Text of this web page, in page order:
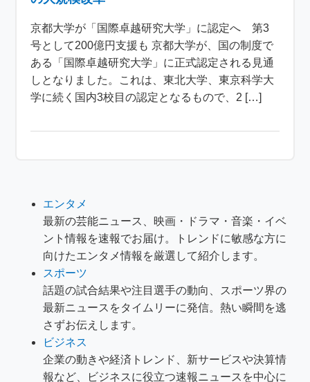
京都大学が「国際卓越研究大学」に認定へ 第3
号として200億円支援も 京都大学が、国の制度で
ある「国際卓越研究大学」に正式認定される見通
しとなりました。これは、東北大学、東京科学大
学に続く国内3校目の認定となるもので、2 […]
エンタメ
最新の芸能ニュース、映画・ドラマ・音楽・イベ
ント情報を速報でお届け。トレンドに敏感な方に
向けたエンタメ情報を厳選して紹介します。
スポーツ
話題の試合結果や注目選手の動向、スポーツ界の
最新ニュースをタイムリーに発信。熱い瞬間を逃
さずお伝えします。
ビジネス
企業の動きや経済トレンド、新サービスや決算情
報など、ビジネスに役立つ速報ニュースを中心に